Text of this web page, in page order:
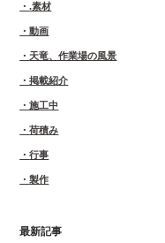
.素材
動画
天竜、作業場の風景
掲載紹介
施工中
荷積み
行事
製作
最新記事